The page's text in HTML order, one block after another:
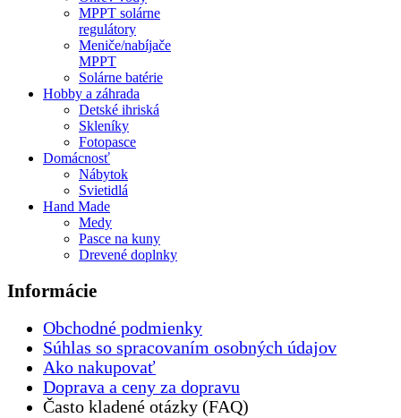
MPPT solárne
regulátory
Meniče/nabíjače
MPPT
Solárne batérie
Hobby a záhrada
Detské ihriská
Skleníky
Fotopasce
Domácnosť
Nábytok
Svietidlá
Hand Made
Medy
Pasce na kuny
Drevené doplnky
Informácie
Obchodné podmienky
Súhlas so spracovaním osobných údajov
Ako nakupovať
Doprava a ceny za dopravu
Často kladené otázky (FAQ)